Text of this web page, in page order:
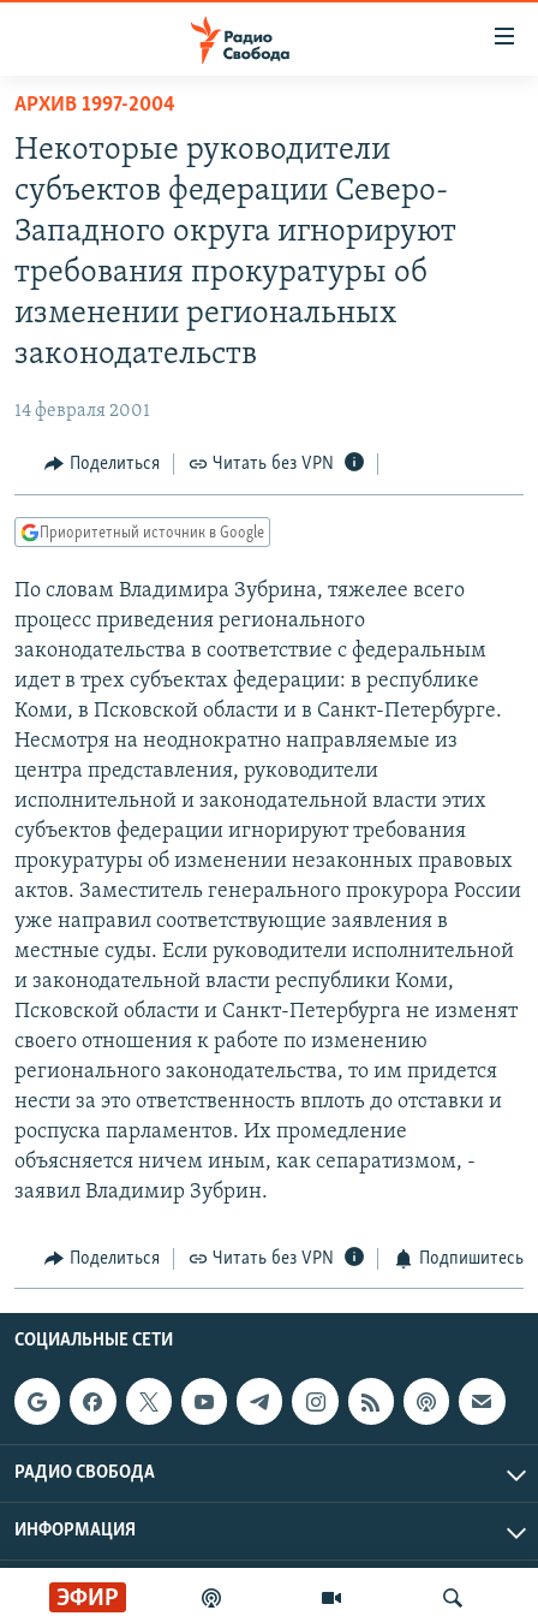
упрощенного
доступа
Вернуться
основному
содержанию
Вернутся
главной
Вернутся
поиску
ПОДКАСТЫ
АВТОРСКИЕ ПРОЕКТЫ
ЦИТАТЫ СВОБОДЫ
МНЕНИЯ
КУЛЬТУРА
СЕВЕР.РЕАЛИИ
СИБИРЬ.РЕАЛИИ
ПОДПИШИТЕСЬ НА РАССЫЛКУ
СОЦИАЛЬНЫЕ СЕТИ
Все сайты РСЕ/РС
ЭФИР
АРХИВ 1997-2004
Некоторые руководители
субъектов федерации Северо-
Западного округа игнорируют
требования прокуратуры об
изменении региональных
законодательств
14 февраля 2001
Поделиться Читать без VPN
Приоритетный источник в Google
По словам Владимира Зубрина, тяжелее всего
процесс приведения регионального
законодательства в соответствие с федеральным
идет в трех субъектах федерации: в республике
Коми, в Псковской области и в Санкт-Петербурге.
Несмотря на неоднократно направляемые из
центра представления, руководители
исполнительной и законодательной власти этих
субъектов федерации игнорируют требования
прокуратуры об изменении незаконных правовых
актов. Заместитель генерального прокурора России
уже направил соответствующие заявления в
местные суды. Если руководители исполнительной
и законодательной власти республики Коми,
Псковской области и Санкт-Петербурга не изменят
своего отношения к работе по изменению
регионального законодательства, то им придется
нести за это ответственность вплоть до отставки и
роспуска парламентов. Их промедление
объясняется ничем иным, как сепаратизмом, -
заявил Владимир Зубрин.
Поделиться Читать без VPN Подпишитесь
СОЦИАЛЬНЫЕ СЕТИ
РАДИО СВОБОДА
ИНФОРМАЦИЯ
Радио Свобода © 2026 RFE/RL, Inc. | Все права защищены.